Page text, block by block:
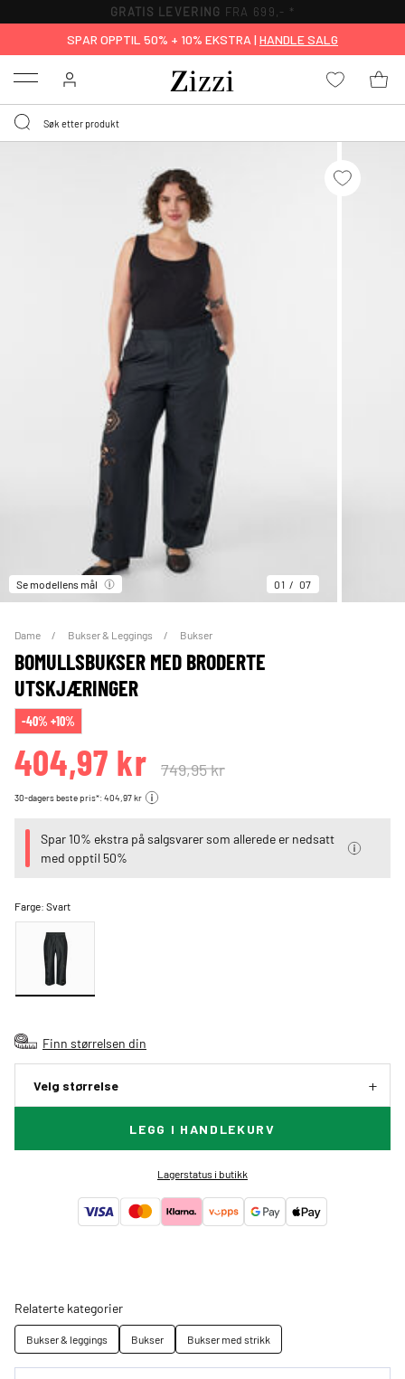
GRATIS LEVERING FRA 699,- *
SPAR OPPTIL 50% + 10% EKSTRA | HANDLE SALG
Menu
Se modellens mål 01 07
Dame Bukser & Leggings Bukser
BOMULLSBUKSER MED BRODERTE
UTSKJÆRINGER
-40% +10%
404,97 kr 749,95 kr
30-dagers beste pris*: 404,97 kr
Spar 10% ekstra på salgsvarer som allerede er nedsatt
med opptil 50%
Farge:Svart
Finn størrelsen din
Velg størrelse
LEGG I HANDLEKURV
Lagerstatus i butikk
Relaterte kategorier
Bukser & leggings Bukser Bukser med strikk